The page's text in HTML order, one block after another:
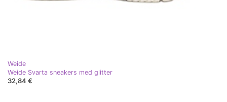
Weide
Weide Svarta sneakers med glitter
32,84 €